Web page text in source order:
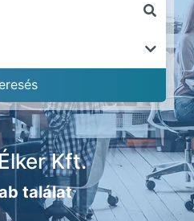
Kft.
találat